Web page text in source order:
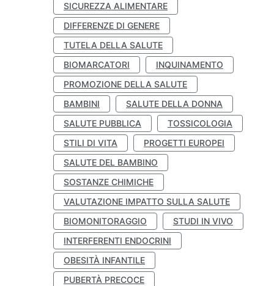
SICUREZZA ALIMENTARE
DIFFERENZE DI GENERE
TUTELA DELLA SALUTE
BIOMARCATORI
INQUINAMENTO
PROMOZIONE DELLA SALUTE
BAMBINI
SALUTE DELLA DONNA
SALUTE PUBBLICA
TOSSICOLOGIA
STILI DI VITA
PROGETTI EUROPEI
SALUTE DEL BAMBINO
SOSTANZE CHIMICHE
VALUTAZIONE IMPATTO SULLA SALUTE
BIOMONITORAGGIO
STUDI IN VIVO
INTERFERENTI ENDOCRINI
OBESITÀ INFANTILE
PUBERTÀ PRECOCE